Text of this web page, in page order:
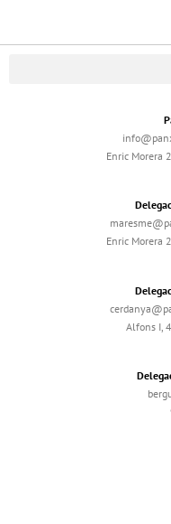
Enric Morera
Enric Morera
Alfons I,